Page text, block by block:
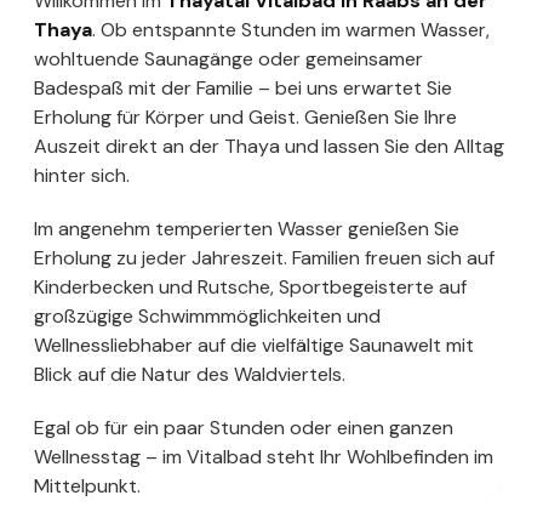
Thaya. Ob entspannte Stunden im warmen Wasser,
wohltuende Saunagänge oder gemeinsamer
Badespaß mit der Familie – bei uns erwartet Sie
Erholung für Körper und Geist. Genießen Sie Ihre
Auszeit direkt an der Thaya und lassen Sie den Alltag
hinter sich.
Im angenehm temperierten Wasser genießen Sie
Erholung zu jeder Jahreszeit. Familien freuen sich auf
Kinderbecken und Rutsche, Sportbegeisterte auf
großzügige Schwimmmöglichkeiten und
Wellnessliebhaber auf die vielfältige Saunawelt mit
Blick auf die Natur des Waldviertels.
Egal ob für ein paar Stunden oder einen ganzen
Wellnesstag – im Vitalbad steht Ihr Wohlbefinden im
Mittelpunkt.